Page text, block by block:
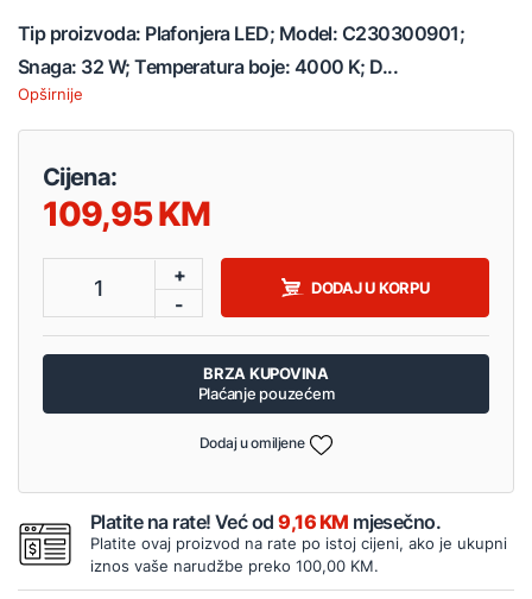
Tip proizvoda: Plafonjera LED; Model: C230300901;
Snaga: 32 W; Temperatura boje: 4000 K; D...
Opširnije
Cijena:
109,95
1
+
-
DODAJ U KORPU
BRZA KUPOVINA
Plaćanje pouzećem
Dodaj u omiljene
Platite na rate! Već od9,16 KM mjesečno.
Platite ovaj proizvod na rate po istoj cijeni, ako je ukupni
iznos vaše narudžbe preko 100,00 KM.